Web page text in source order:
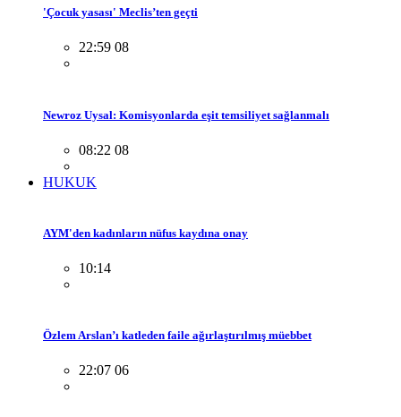
'Çocuk yasası' Meclis’ten geçti
22:59 08
Newroz Uysal: Komisyonlarda eşit temsiliyet sağlanmalı
08:22 08
HUKUK
AYM'den kadınların nüfus kaydına onay
10:14
Özlem Arslan’ı katleden faile ağırlaştırılmış müebbet
22:07 06